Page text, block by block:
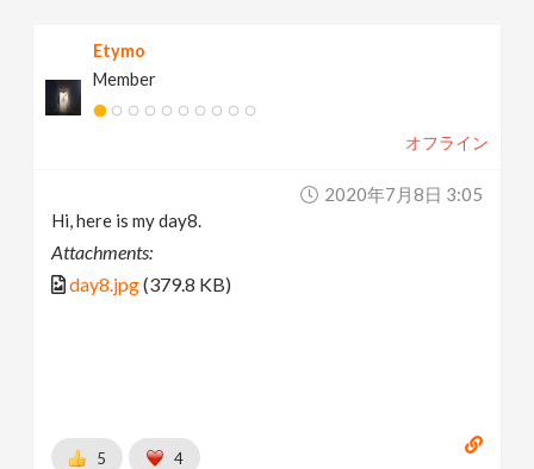
Etymo
Member
オフライン
2020年7月8日 3:05
Hi, here is my day8.
Attachments:
day8.jpg(379.8 KB)
5 4